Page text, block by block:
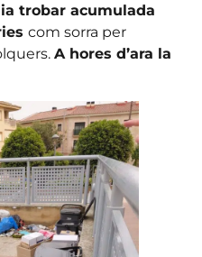
trobar acumulada
com sorra per
A hores d’ara la